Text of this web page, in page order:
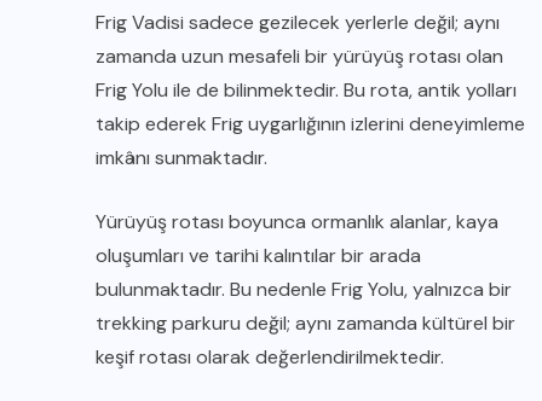
Frig Vadisi sadece gezilecek yerlerle değil; aynı
zamanda uzun mesafeli bir yürüyüş rotası olan
Frig Yolu ile de bilinmektedir. Bu rota, antik yolları
takip ederek Frig uygarlığının izlerini deneyimleme
imkânı sunmaktadır.
Yürüyüş rotası boyunca ormanlık alanlar, kaya
oluşumları ve tarihi kalıntılar bir arada
bulunmaktadır. Bu nedenle Frig Yolu, yalnızca bir
trekking parkuru değil; aynı zamanda kültürel bir
keşif rotası olarak değerlendirilmektedir.